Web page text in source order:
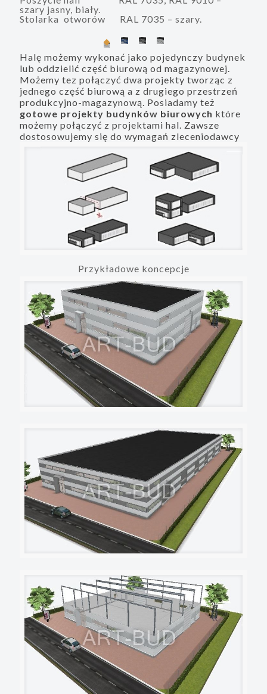
szary jasny, biały.
Stolarka otworów RAL 7035 – szary.
Halę możemy wykonać jako pojedynczy budynek
lub oddzielić część biurową od magazynowej.
Możemy tez połączyć dwa projekty tworząc z
jednego część biurową a z drugiego przestrzeń
produkcyjno-magazynową. Posiadamy też
gotowe projekty budynków biurowych które
możemy połączyć z projektami hal. Zawsze
dostosowujemy się do wymagań zleceniodawcy
Przykładowe koncepcje